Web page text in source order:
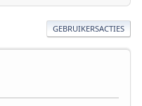
GEBRUIKERSACTIES